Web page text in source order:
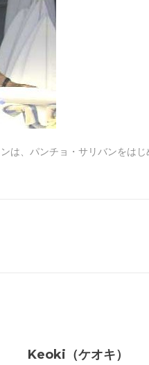
は、パンチョ・サリバンをは
Keoki（ケオキ）